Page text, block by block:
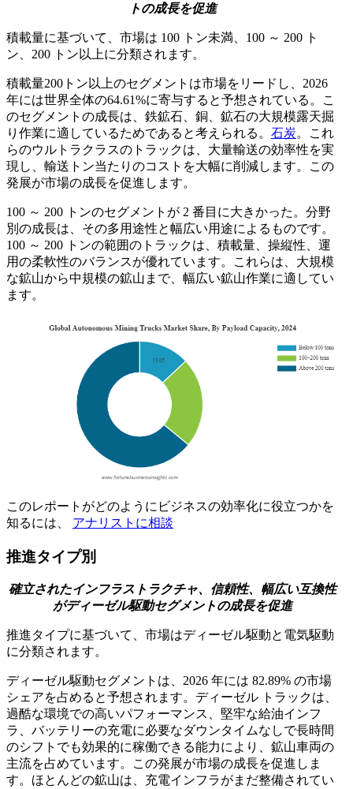
トの成長を促進
積載量に基づいて、市場は 100 トン未満、100 ～ 200 ト
ン、200 トン以上に分類されます。
積載量200トン以上のセグメントは市場をリードし、2026
年には世界全体の64.61%に寄与すると予想されている。こ
のセグメントの成長は、鉄鉱石、銅、鉱石の大規模露天掘
り作業に適しているためであると考えられる。 石炭。これ
らのウルトラクラスのトラックは、大量輸送の効率性を実
現し、輸送トン当たりのコストを大幅に削減します。この
発展が市場の成長を促進します。
100 ～ 200 トンのセグメントが 2 番目に大きかった。分野
別の成長は、その多用途性と幅広い用途によるものです。
100 ～ 200 トンの範囲のトラックは、積載量、操縦性、運
用の柔軟性のバランスが優れています。これらは、大規模
な鉱山から中規模の鉱山まで、幅広い鉱山作業に適してい
ます。
このレポートがどのようにビジネスの効率化に役立つかを
知るには、 アナリストに相談
推進タイプ別
確立されたインフラストラクチャ、信頼性、幅広い互換性
がディーゼル駆動セグメントの成長を促進
推進タイプに基づいて、市場はディーゼル駆動と電気駆動
に分類されます。
ディーゼル駆動セグメントは、2026 年には 82.89% の市場
シェアを占めると予想されます。ディーゼル トラックは、
過酷な環境での高いパフォーマンス、堅牢な給油インフ
ラ、バッテリーの充電に必要なダウンタイムなしで長時間
のシフトでも効果的に稼働できる能力により、鉱山車両の
主流を占めています。この発展が市場の成長を促進しま
す。ほとんどの鉱山は、充電インフラがまだ整備されてい